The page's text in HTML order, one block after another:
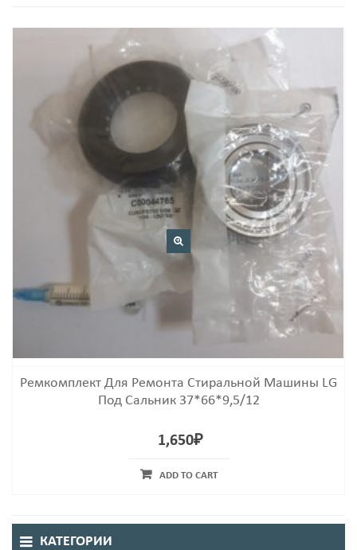
Ремкомплект Для Ремонта Стиральной Машины LG
Под Сальник 37*66*9,5/12
1,650₽
ADD TO CART
КАТЕГОРИИ